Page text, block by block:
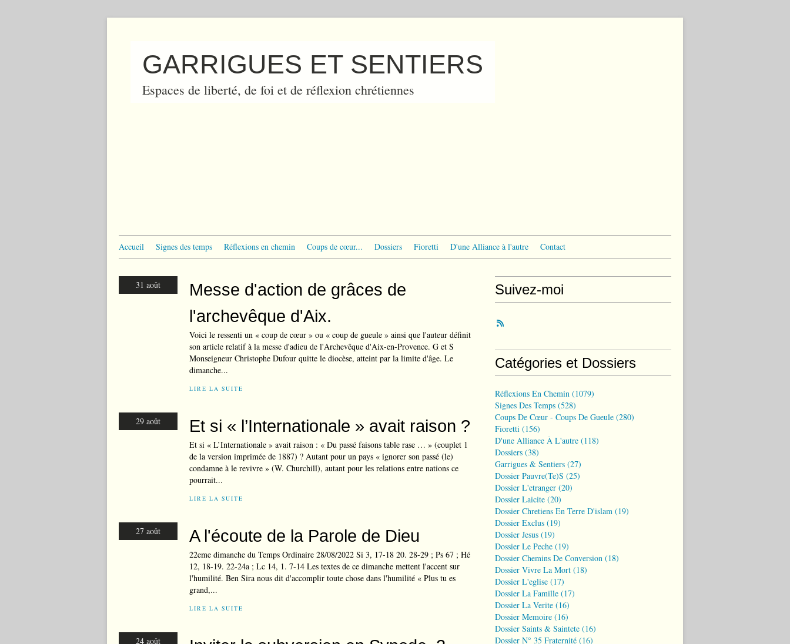
GARRIGUES ET SENTIERS
Espaces de liberté, de foi et de réflexion chrétiennes
Accueil Signes des temps Réflexions en chemin Coups de cœur... Dossiers Fioretti D'une Alliance à l'autre Contact
31 août
Messe d'action de grâces de
l'archevêque d'Aix.
Voici le ressenti un « coup de cœur » ou « coup de gueule » ainsi que l'auteur définit
son article relatif à la messe d'adieu de l'Archevêque d'Aix-en-Provence. G et S
Monseigneur Christophe Dufour quitte le diocèse, atteint par la limite d'âge. Le
dimanche...
LIRE LA SUITE
29 août Et si « l’Internationale » avait raison ?
Et si « L’Internationale » avait raison : « Du passé faisons table rase … » (couplet 1
de la version imprimée de 1887) ? Autant pour un pays « ignorer son passé (le)
condamne à le revivre » (W. Churchill), autant pour les relations entre nations ce
pourrait...
LIRE LA SUITE
27 août A l'écoute de la Parole de Dieu
22eme dimanche du Temps Ordinaire 28/08/2022 Si 3, 17-18 20. 28-29 ; Ps 67 ; Hé
12, 18-19. 22-24a ; Lc 14, 1. 7-14 Les textes de ce dimanche mettent l'accent sur
l'humilité. Ben Sira nous dit d'accomplir toute chose dans l'humilité « Plus tu es
grand,...
LIRE LA SUITE
24 août
Suivez-moi
Catégories et Dossiers
Réflexions En Chemin (1079)
Signes Des Temps (528)
Coups De Cœur - Coups De Gueule (280)
Fioretti (156)
D'une Alliance À L'autre (118)
Dossiers (38)
Garrigues & Sentiers (27)
Dossier Pauvre(te)s (25)
Dossier L'etranger (20)
Dossier Laicite (20)
Dossier Chretiens En Terre D'islam (19)
Dossier Exclus (19)
Dossier Jesus (19)
Dossier Le Peche (19)
Dossier Chemins De Conversion (18)
Dossier Vivre La Mort (18)
Dossier L'eglise (17)
Dossier La Famille (17)
Dossier La Verite (16)
Dossier Memoire (16)
Dossier Saints & Saintete (16)
Dossier N° 35 Fraternité (16)